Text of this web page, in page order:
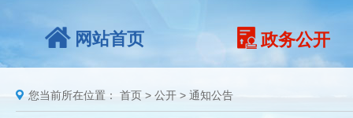
网站首页 政务公开
您当前所在位置： 首页 > 公开 > 通知公告